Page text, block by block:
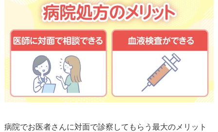
病院でお医者さんに対面で診察してもらう最大のメリット